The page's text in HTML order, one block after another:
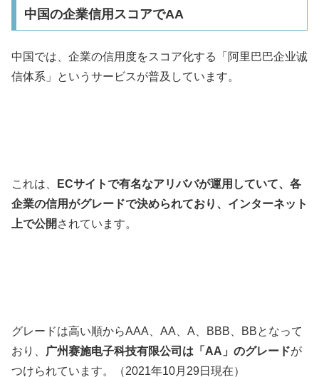
中国の企業信用スコアでAA
中国では、企業の信用度をスコア化する「阿里巴巴企业诚
信体系」というサービスが普及しています。
これは、
ECサイトで有名なアリババが運用していて、各
企業の信用がグレードで決められており、インターネット
上で公開 されています。
グレードは高い順からAAA、AA、A、BBB、BBとなって
おり、
广州赛施电子科技有限公司は「AA」のグレードが
つけられています。（2021年10月29日現在）